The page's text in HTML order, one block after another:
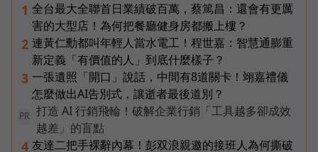
1 全台最大全聯首日業績破百萬，蔡篤昌：還會有更厲
害的大型店！為何把餐廳健身房都搬上樓？
2 連黃仁勳都叫年輕人當水電工！程世嘉：智慧通膨重
新定義「有價值的人」到底什麼樣子？
3 一張遺照「開口」說話，中間有8道關卡！翊嘉禮儀
怎麼做出AI告別式，讓逝者最後道別？
PR
打造 AI 行銷飛輪！破解企業行銷「工具越多卻成效
越差」的盲點
4 友達二把手裸辭內幕！彭双浪親邀的接班人為何撕破